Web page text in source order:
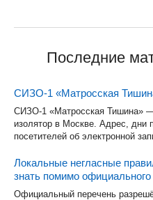
Последние
СИЗО-1 «Матросская
СИЗО-1 «Матросская Тишина»
изолятор в Москве. Адрес, дни
посетителей об электронной
Локальные негласные
знать помимо официального
Официальный перечень